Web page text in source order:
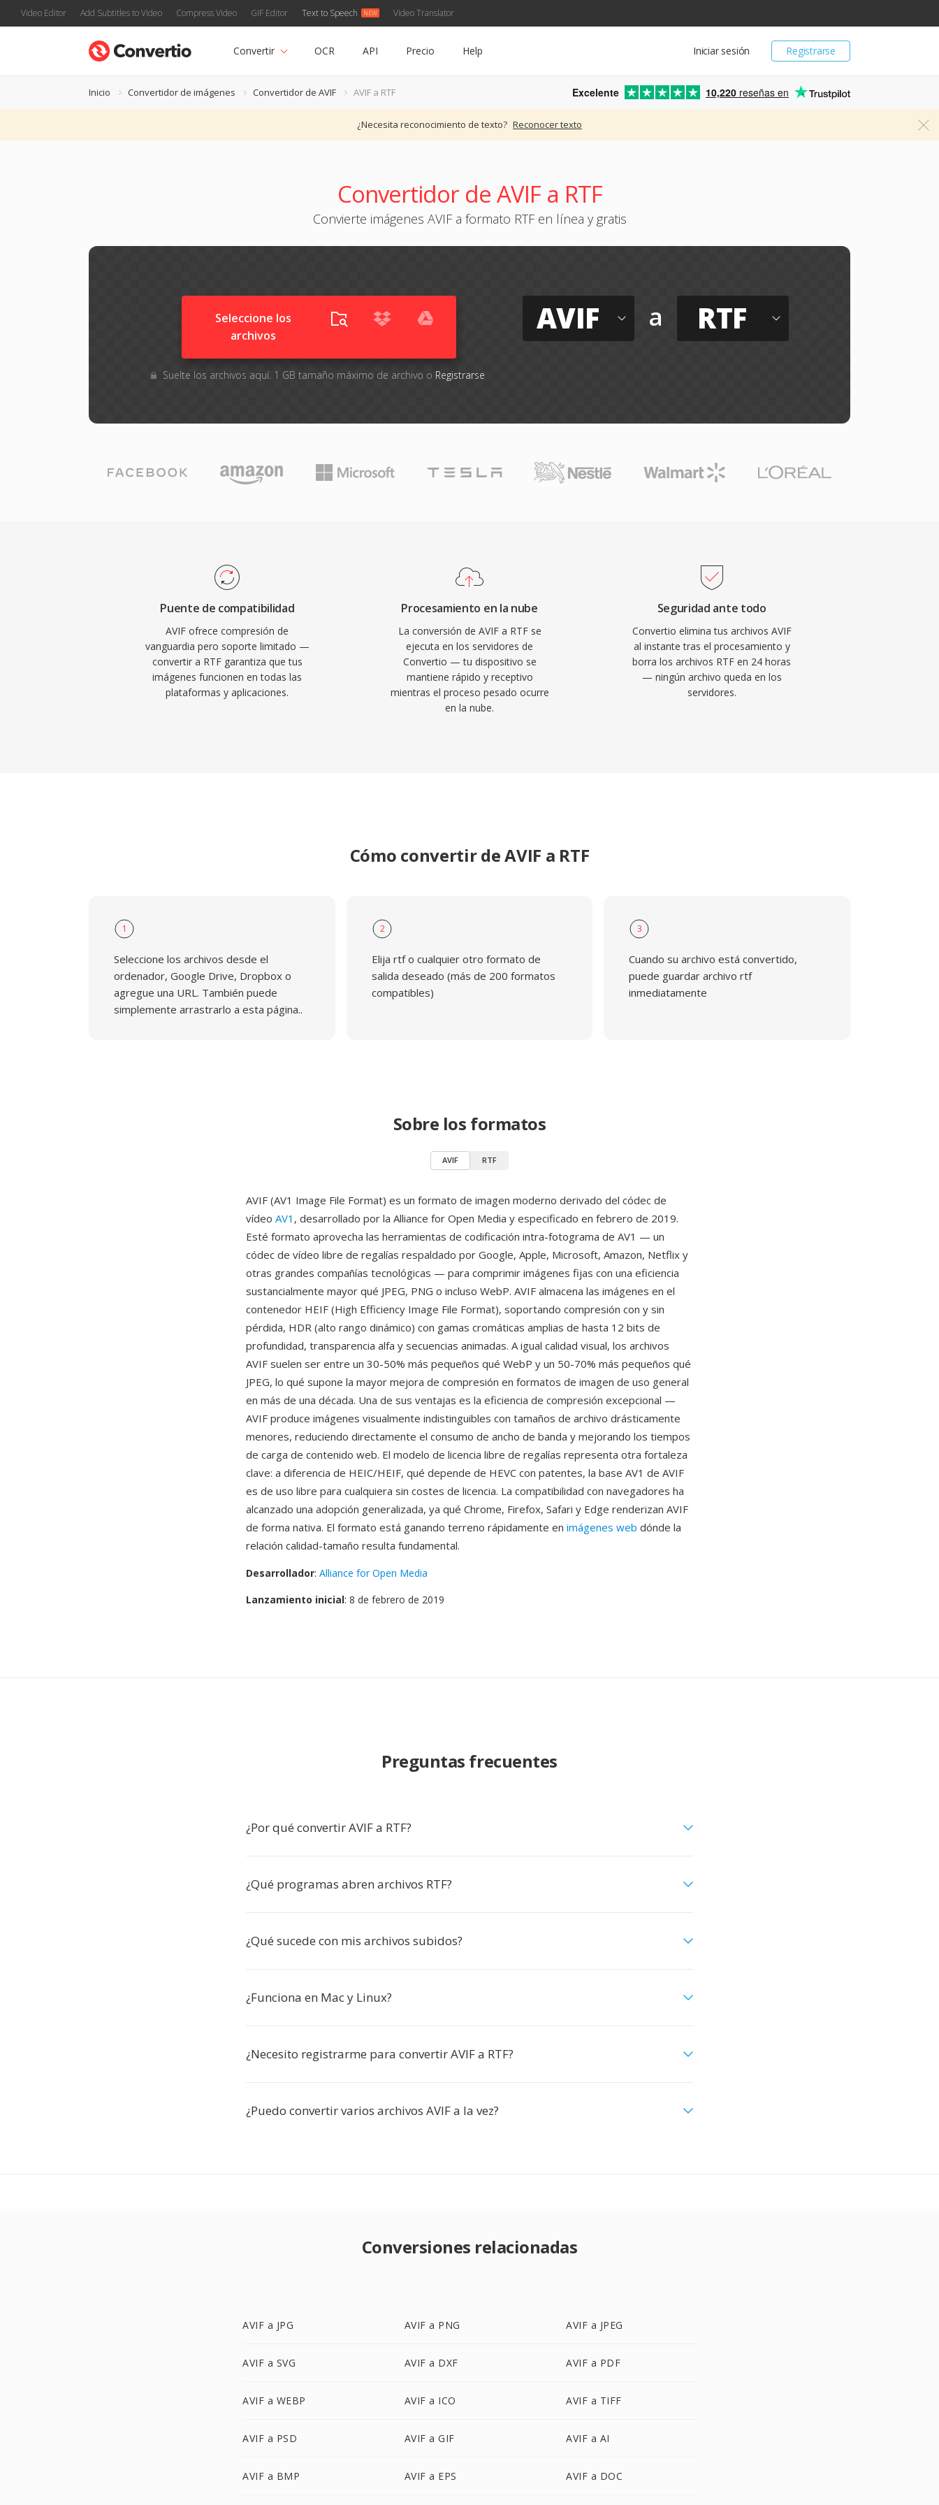
Video Editor Add Subtitles to Video Compress Video GIF Editor Text to Speech Video Translator
Registrarse
Iniciar sesión
Convertir OCR API Precio Help
Inicio Convertidor de imágenes Convertidor de AVIF AVIF a RTF Excelente 10,220 reseñas en
¿Necesita reconocimiento de texto? Reconocer texto
Convertidor de AVIF a RTF
Convierte imágenes AVIF a formato RTF en línea y gratis
Seleccione los
archivos
Suelte los archivos aquí. 1 GB tamaño máximo de archivo o Registrarse
AVIF a RTF
Puente de compatibilidad
AVIF ofrece compresión de
vanguardia pero soporte limitado —
convertir a RTF garantiza que tus
imágenes funcionen en todas las
plataformas y aplicaciones.
Procesamiento en la nube
La conversión de AVIF a RTF se
ejecuta en los servidores de
Convertio — tu dispositivo se
mantiene rápido y receptivo
mientras el proceso pesado ocurre
en la nube.
Seguridad ante todo
Convertio elimina tus archivos AVIF
al instante tras el procesamiento y
borra los archivos RTF en 24 horas
— ningún archivo queda en los
servidores.
Cómo convertir de AVIF a RTF
1
Seleccione los archivos desde el
ordenador, Google Drive, Dropbox o
agregue una URL. También puede
simplemente arrastrarlo a esta página..
2
Elija rtf o cualquier otro formato de
salida deseado (más de 200 formatos
compatibles)
3
Cuando su archivo está convertido,
puede guardar archivo rtf
inmediatamente
Sobre los formatos
AVIF RTF
AVIF (AV1 Image File Format) es un formato de imagen moderno derivado del códec de
vídeo AV1 , desarrollado por la Alliance for Open Media y especificado en febrero de 2019.
Esté formato aprovecha las herramientas de codificación intra-fotograma de AV1 — un
códec de vídeo libre de regalías respaldado por Google, Apple, Microsoft, Amazon, Netflix y
otras grandes compañías tecnológicas — para comprimir imágenes fijas con una eficiencia
sustancialmente mayor qué JPEG, PNG o incluso WebP. AVIF almacena las imágenes en el
contenedor HEIF (High Efficiency Image File Format), soportando compresión con y sin
pérdida, HDR (alto rango dinámico) con gamas cromáticas amplias de hasta 12 bits de
profundidad, transparencia alfa y secuencias animadas. A igual calidad visual, los archivos
AVIF suelen ser entre un 30-50% más pequeños qué WebP y un 50-70% más pequeños qué
JPEG, lo qué supone la mayor mejora de compresión en formatos de imagen de uso general
en más de una década. Una de sus ventajas es la eficiencia de compresión excepcional —
AVIF produce imágenes visualmente indistinguibles con tamaños de archivo drásticamente
menores, reduciendo directamente el consumo de ancho de banda y mejorando los tiempos
de carga de contenido web. El modelo de licencia libre de regalías representa otra fortaleza
clave: a diferencia de HEIC/HEIF, qué depende de HEVC con patentes, la base AV1 de AVIF
es de uso libre para cualquiera sin costes de licencia. La compatibilidad con navegadores ha
alcanzado una adopción generalizada, ya qué Chrome, Firefox, Safari y Edge renderizan AVIF
de forma nativa. El formato está ganando terreno rápidamente en imágenes web dónde la
relación calidad-tamaño resulta fundamental.
Desarrollador: Alliance for Open Media
Lanzamiento inicial: 8 de febrero de 2019
Preguntas frecuentes
¿Por qué convertir AVIF a RTF?
¿Qué programas abren archivos RTF?
¿Qué sucede con mis archivos subidos?
¿Funciona en Mac y Linux?
¿Necesito registrarme para convertir AVIF a RTF?
¿Puedo convertir varios archivos AVIF a la vez?
Conversiones relacionadas
AVIF a JPG AVIF a PNG AVIF a JPEG
AVIF a SVG AVIF a DXF AVIF a PDF
AVIF a WEBP AVIF a ICO AVIF a TIFF
AVIF a PSD AVIF a GIF AVIF a AI
AVIF a BMP AVIF a EPS AVIF a DOC